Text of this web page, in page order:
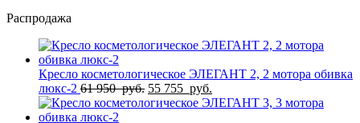
Распродажа
Кресло косметологическое ЭЛЕГАНТ 2, 2 мотора обивка
люкс-2 61 950руб. Первоначальная
цена
55 755 руб.
цена: